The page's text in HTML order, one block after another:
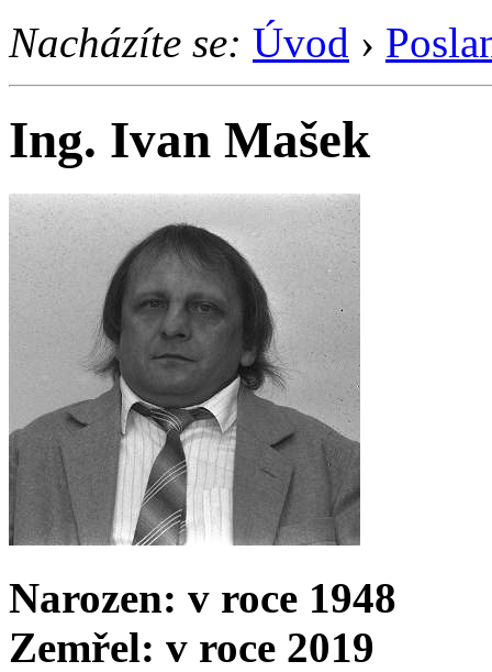
Nacházíte se: Úvod ›
Ing. Ivan Mašek
Narozen: v roce 1948
Zemřel: v roce 2019